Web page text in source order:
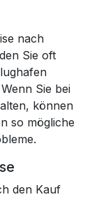
nach
Sie oft
Sie bei
können
so mögliche
den Kauf